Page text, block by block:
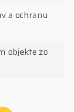
a ochranu
objekte zo